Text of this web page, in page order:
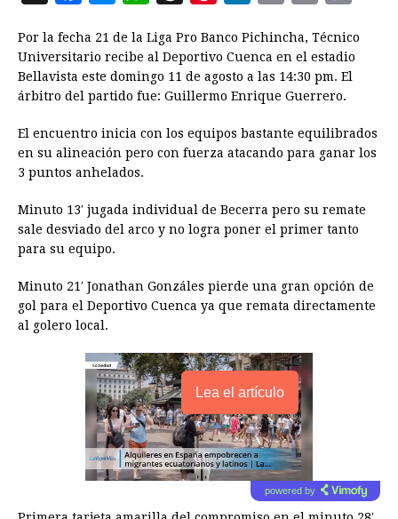
c
e
b
o
k
s
s
e
n
g
e
r
a
t
s
p
r
e
a
s
n
t
e
e
t
n
k
e
I
a
i
l
i
n
t
p
n
Por la fecha 21 de la Liga Pro Banco Pichincha, Técnico
Universitario recibe al Deportivo Cuenca en el estadio
Bellavista este domingo 11 de agosto a las 14:30 pm. El
árbitro del partido fue: Guillermo Enrique Guerrero.
El encuentro inicia con los equipos bastante equilibrados
en su alineación pero con fuerza atacando para ganar los
3 puntos anhelados.
Minuto 13′ jugada individual de Becerra pero su remate
sale desviado del arco y no logra poner el primer tanto
para su equipo.
Minuto 21′ Jonathan Gonzáles pierde una gran opción de
gol para el Deportivo Cuenca ya que remata directamente
al golero local.
Lea el artículo
powered by